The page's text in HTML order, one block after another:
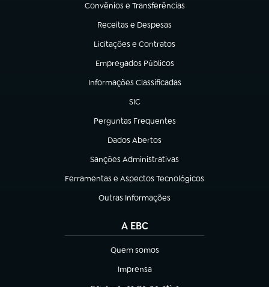
Convênios e Transferências
(abre em nova aba)
Receitas e Despesas
(abre em nova aba)
Licitações e Contratos
(abre em nova aba)
Empregados Públicos
(abre em nova aba)
Informações Classificadas
(abre em nova aba)
SIC
(abre em nova aba)
Perguntas Frequentes
(abre em nova aba)
Dados Abertos
(abre em nova aba)
Sanções Administrativas
(abre em nova aba)
Ferramentas e Aspectos Tecnológicos
(abre em nova aba)
Outras Informações
(abre em nova aba)
A EBC
Quem somos
(abre em nova aba)
Imprensa
(abre em nova aba)